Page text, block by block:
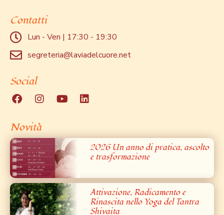
Contatti
Lun - Ven | 17:30 - 19:30
segreteria@laviadelcuore.net
Social
Novità
2026 Un anno di pratica, ascolto
e trasformazione
Attivazione, Radicamento e
Rinascita nello Yoga del Tantra
Shivaita